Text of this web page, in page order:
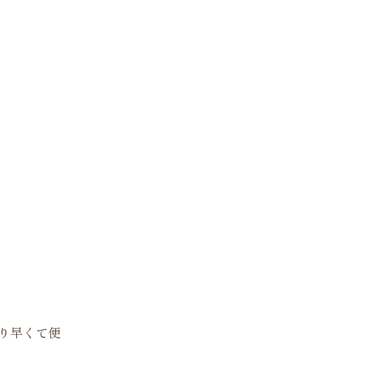
早くて便